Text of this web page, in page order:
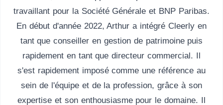
travaillant pour la Société Générale et BNP Paribas.
En début d'année 2022, Arthur a intégré Cleerly en
tant que conseiller en gestion de patrimoine puis
rapidement en tant que directeur commercial. Il
s'est rapidement imposé comme une référence au
sein de l'équipe et de la profession, grâce à son
expertise et son enthousiasme pour le domaine. Il